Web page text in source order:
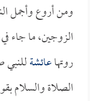
ومن أروع وأجمل
الزوجين، ما جاء
روتهاعائشة
الصلاة والسلام